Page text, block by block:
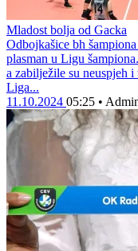
Mladost bolja od Gacka
Odbojkašice bh
plasman u Ligu
a zabilježile su neuspjeh
Liga...
11.10.2024 05:25 •